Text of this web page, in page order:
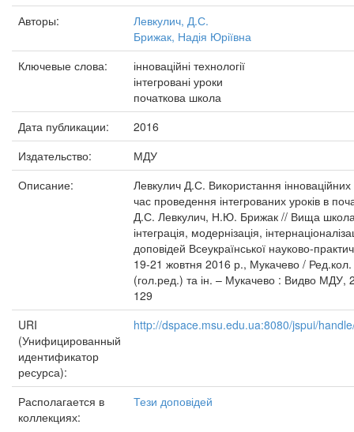
Авторы:
Левкулич, Д.С.
Брижак, Надія Юріївна
Ключевые слова:
інноваційні технології
інтегровані уроки
початкова школа
Дата публикации:
2016
Издательство:
МДУ
Описание:
Левкулич Д.С. Використання інноваційних
час проведення інтегрованих уроків в
Д.С. Левкулич, Н.Ю. Брижак // Вища школа
інтеграція, модернізація,
доповідей Всеукраїнської науково-
19-21 жовтня 2016 р., Мукачево /
(гол.ред.) та ін. – Мукачево : Видво МДУ,
129
URI
(Унифицированный
идентификатор
ресурса):
http://dspace.msu.edu.ua:8080/jspui/
Располагается в
коллекциях:
Тези доповідей